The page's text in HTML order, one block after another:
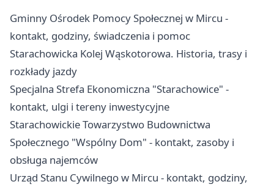
Gminny Ośrodek Pomocy Społecznej w Mircu -
kontakt, godziny, świadczenia i pomoc
Starachowicka Kolej Wąskotorowa. Historia, trasy i
rozkłady jazdy
Specjalna Strefa Ekonomiczna "Starachowice" -
kontakt, ulgi i tereny inwestycyjne
Starachowickie Towarzystwo Budownictwa
Społecznego "Wspólny Dom" - kontakt, zasoby i
obsługa najemców
Urząd Stanu Cywilnego w Mircu - kontakt, godziny,